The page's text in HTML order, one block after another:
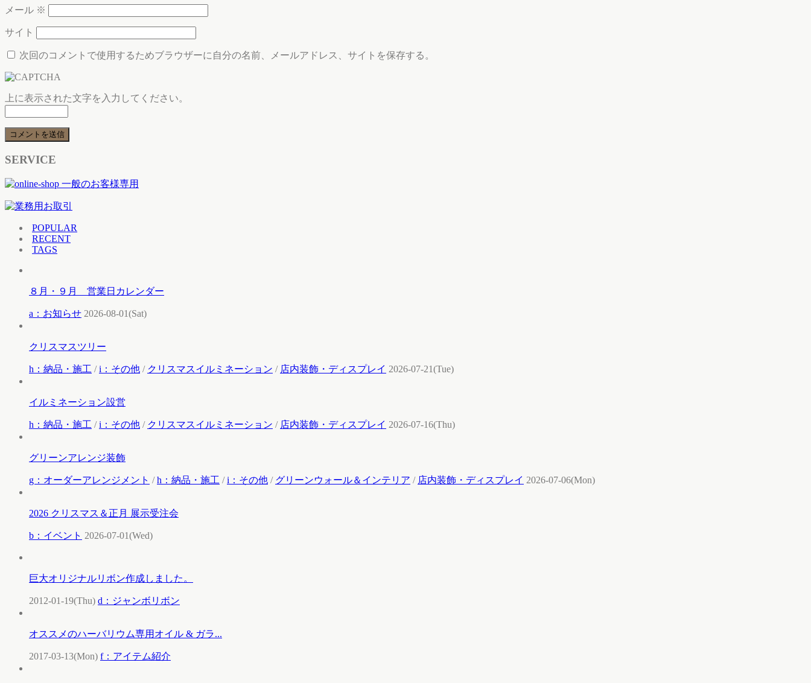
メール ※
サイト
次回のコメントで使用するためブラウザーに自分の名前、メールアドレス、サイトを保存する。
上に表示された文字を入力してください。
SERVICE
POPULAR
RECENT
TAGS
８月・９月 営業日カレンダー
a：お知らせ 2026-08-01(Sat)
クリスマスツリー
h：納品・施工 /i：その他 / クリスマスイルミネーション / 店内装飾・ディスプレイ 2026-07-21(Tue)
イルミネーション設営
h：納品・施工 /i：その他 / クリスマスイルミネーション / 店内装飾・ディスプレイ 2026-07-16(Thu)
グリーンアレンジ装飾
g：オーダーアレンジメント /h：納品・施工 /i：その他 / グリーンウォール＆インテリア / 店内装飾・ディスプレイ 2026-07-06(Mon)
2026 クリスマス＆正月 展示受注会
b：イベント 2026-07-01(Wed)
巨大オリジナルリボン作成しました。
2012-01-19(Thu) d：ジャンボリボン
オススメのハーバリウム専用オイル & ガラ...
2017-03-13(Mon) f：アイテム紹介